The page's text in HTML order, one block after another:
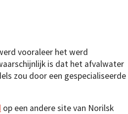
vooraleer het werd
is dat het afvalwater
zou door een gespecialiseerde
op een andere site van Norilsk